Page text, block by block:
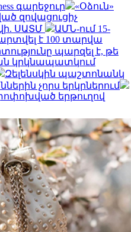
գարեջուր
«Օձուն»
զովացուցիչ
ՍԱՏՄ
ԱՄՆ-ում 15-
է 100 տարվա
պարզել է, թե
կրկնապատկում
Զելենսկին պաշտոնանկ
չորս երկրներում
երթուղով